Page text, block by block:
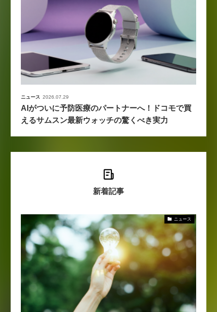
ニュース 2026.07.29
AIがついに予防医療のパートナーへ！ドコモで買
えるサムスン最新ウォッチの驚くべき実力
新着記事
ニュース